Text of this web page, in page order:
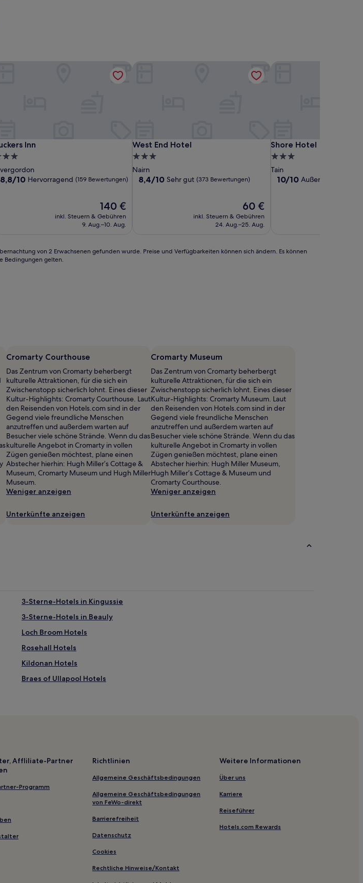
Inn
Inn
8.8
8,8/10 Hervorragend (159 Bewertungen)
Der
Preis
beträgt
140 €
inkl. Steuern & Gebühren
9. Aug.–10. Aug.
West End Hotel
West End Hotel
3.0-
Sterne-
Unterkunft
Nairn
8.4
8,4/10 Sehr gut (373 Bewertungen)
Der
Preis
beträgt
60 €
inkl. Steuern & Gebühren
24. Aug.–25. Aug.
Shore Hotel
Shore Hotel
3.0-
Sterne-
Unterkunft
Tain
10.0
10/10 Außergewöhnlich
von 2 Erwachsenen gefunden wurde. Preise und Verfügbarkeiten können sich ändern. Es können
Bedingungen gelten.
Cromarty Courthouse
Das Zentrum von Cromarty beherbergt
kulturelle Attraktionen, für die sich ein
Zwischenstopp sicherlich lohnt. Eines dieser
Kultur-Highlights: Cromarty Courthouse. Laut
den Reisenden von Hotels.com sind in der
Gegend viele freundliche Menschen
anzutreffen und außerdem warten auf
Besucher viele schöne Strände. Wenn du das
kulturelle Angebot in Cromarty in vollen
Zügen genießen möchtest, plane einen
Abstecher hierhin: Hugh Miller’s Cottage &
Museum, Cromarty Museum und Hugh Miller
Museum.
Weniger anzeigen
Unterkünfte anzeigen
Cromarty Museum
Das Zentrum von Cromarty beherbergt
kulturelle Attraktionen, für die sich ein
Zwischenstopp sicherlich lohnt. Eines dieser
Kultur-Highlights: Cromarty Museum. Laut
den Reisenden von Hotels.com sind in der
Gegend viele freundliche Menschen
anzutreffen und außerdem warten auf
Besucher viele schöne Strände. Wenn du das
kulturelle Angebot in Cromarty in vollen
Zügen genießen möchtest, plane einen
Abstecher hierhin: Hugh Miller Museum,
Hugh Miller’s Cottage & Museum und
Cromarty Courthouse.
Weniger anzeigen
Unterkünfte anzeigen
3-Sterne-Hotels in Kingussie
3-Sterne-Hotels in Beauly
Loch Broom Hotels
Rosehall Hotels
Kildonan Hotels
Braes of Ullapool Hotels
Aviemore Hotels
Hotels nahe Bahnhof Muir of Ord
Hotels nahe Carbisdale Castle
Affliliate-Partner
Programm
Richtlinien
Allgemeine Geschäftsbedingungen
Allgemeine Geschäftsbedingungen
von FeWo-direkt
Barrierefreiheit
Datenschutz
Cookies
Rechtliche Hinweise/Kontakt
Weitere Informationen
Über uns
Karriere
Reiseführer
Hotels.com Rewards